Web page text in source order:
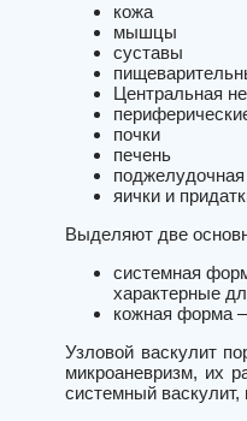
кожа
мышцы
суставы
Центральная
почки
печень
яички и
Выделяют две
системная
характерные
кожная форма
Узловой васкулит
микроаневризм, их
системный васкулит,